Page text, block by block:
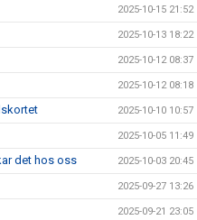
2025-10-15 21:52
2025-10-13 18:22
2025-10-12 08:37
2025-10-12 08:18
2025-10-10 10:57
2025-10-05 11:49
det hos oss 2025-10-03 20:45
2025-09-27 13:26
2025-09-21 23:05